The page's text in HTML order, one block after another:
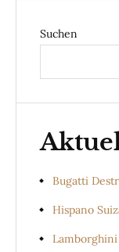
Suchen
Bugatti
Hispano